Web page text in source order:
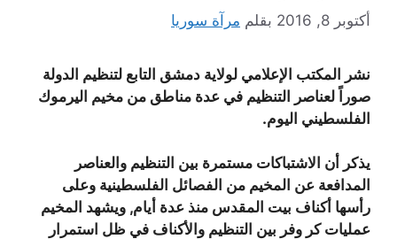
أكتوبر 8, 2016 بقلم مرآة سوريا
نشر المكتب الإعلامي لولاية دمشق التابع لتنظيم الدولة
صوراً لعناصر التنظيم في عدة مناطق من مخيم اليرموك
الفلسطيني اليوم.
يذكر أن الاشتباكات مستمرة بين التنظيم والعناصر
المدافعة عن المخيم من الفصائل الفلسطينية وعلى
رأسها أكناف بيت المقدس منذ عدة أيام, ويشهد المخيم
عمليات كر وفر بين التنظيم والأكناف في ظل استمرار